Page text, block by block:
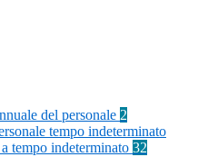
del personale 2
tempo indeterminato
tempo indeterminato 32